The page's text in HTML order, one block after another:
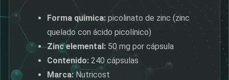
Forma química: picolinato de zinc (zinc
quelado con ácido picolínico)
Zinc elemental: 50 mg por cápsula
Contenido: 240 cápsulas
Marca: Nutricost